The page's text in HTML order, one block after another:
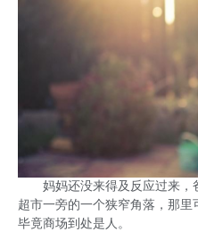
妈妈还没来得及反应过来，
超市一旁的一个狭窄角落，那里
毕竟商场到处是人。